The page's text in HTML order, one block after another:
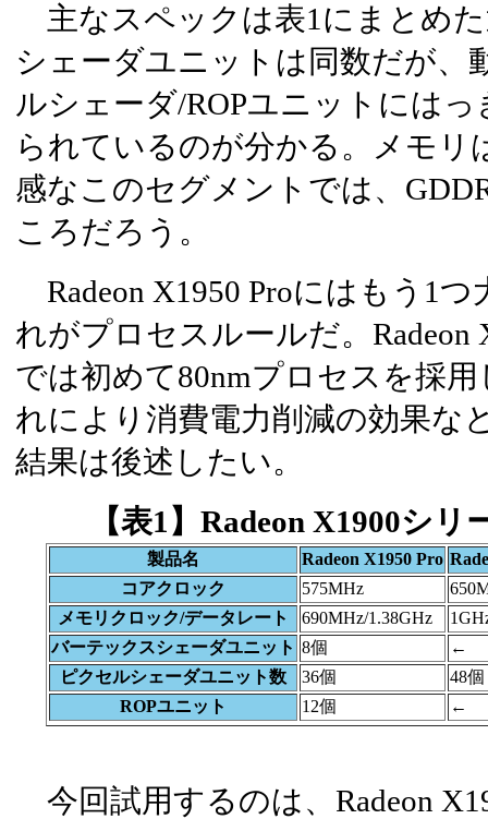
主なスペックは表1にまとめ
シェーダユニットは同数だが、
ルシェーダ/ROPユニットには
られているのが分かる。メモリ
感なこのセグメントでは、
ころだろう。
Radeon X1950 Proにはもう1
れがプロセスルールだ。Radeon
では初めて80nmプロセスを採
れにより消費電力削減の効果な
結果は後述したい。
【表1】Radeon X1900シ
製品名 Radeon X1950 Pro
コアクロック
575MHz
メモリクロック/データレート
690MHz/1.38GHz
バーテックスシェーダユニット 8個
←
ピクセルシェーダユニット数
36個
48個
ROPユニット
12個 ←
今回試用するのは、Radeon